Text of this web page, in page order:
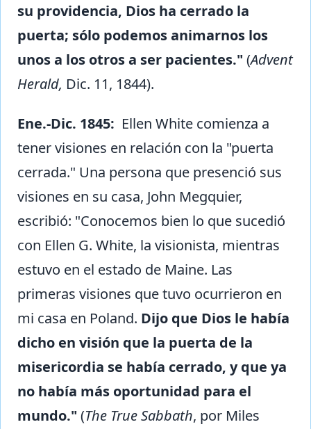
su providencia, Dios ha cerrado la
puerta; sólo podemos animarnos los
unos a los otros a ser pacientes." (Advent
Herald, Dic. 11, 1844).
Ene.-Dic. 1845: Ellen White comienza a
tener visiones en relación con la "puerta
cerrada." Una persona que presenció sus
visiones en su casa, John Megquier,
escribió: "Conocemos bien lo que sucedió
con Ellen G. White, la visionista, mientras
estuvo en el estado de Maine. Las
primeras visiones que tuvo ocurrieron en
mi casa en Poland. Dijo que Dios le había
dicho en visión que la puerta de la
misericordia se había cerrado, y que ya
no había más oportunidad para el
mundo." (The True Sabbath, por Miles